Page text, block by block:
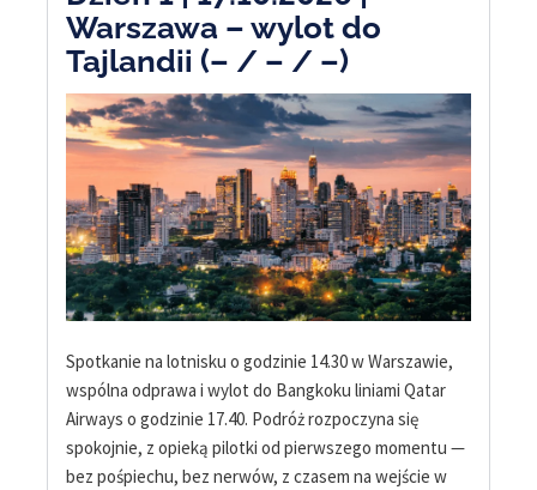
Warszawa – wylot do
Tajlandii (– / – / –)
Spotkanie na lotnisku o godzinie 14.30 w Warszawie,
wspólna odprawa i wylot do Bangkoku liniami Qatar
Airways o godzinie 17.40. Podróż rozpoczyna się
spokojnie, z opieką pilotki od pierwszego momentu —
bez pośpiechu, bez nerwów, z czasem na wejście w